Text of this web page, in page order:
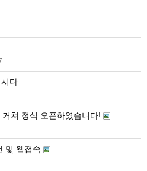
다
쳐 정식 오픈하였습니다!
및 웹접속